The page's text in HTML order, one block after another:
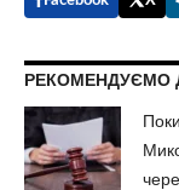
РЕКОМЕНДУЄМО